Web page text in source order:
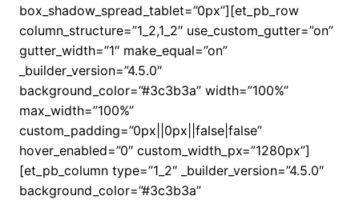
box_shadow_spread_tablet=”0px”][et_pb_row
column_structure=”1_2,1_2″ use_custom_gutter=”on”
gutter_width=”1″ make_equal=”on”
_builder_version=”4.5.0″
background_color=”#3c3b3a” width=”100%”
max_width=”100%”
custom_padding=”0px||0px||false|false”
hover_enabled=”0″ custom_width_px=”1280px”]
[et_pb_column type=”1_2″ _builder_version=”4.5.0″
background_color=”#3c3b3a”